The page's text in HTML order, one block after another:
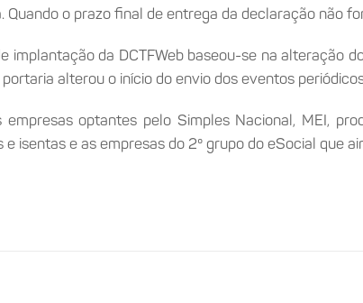
Quando o prazo final de entrega da declaração não
implantação da DCTFWeb baseou-se na alteração
alterou o início do envio dos eventos
optantes pelo Simples Nacional, MEI,
isentas e as empresas do 2º grupo do eSocial que